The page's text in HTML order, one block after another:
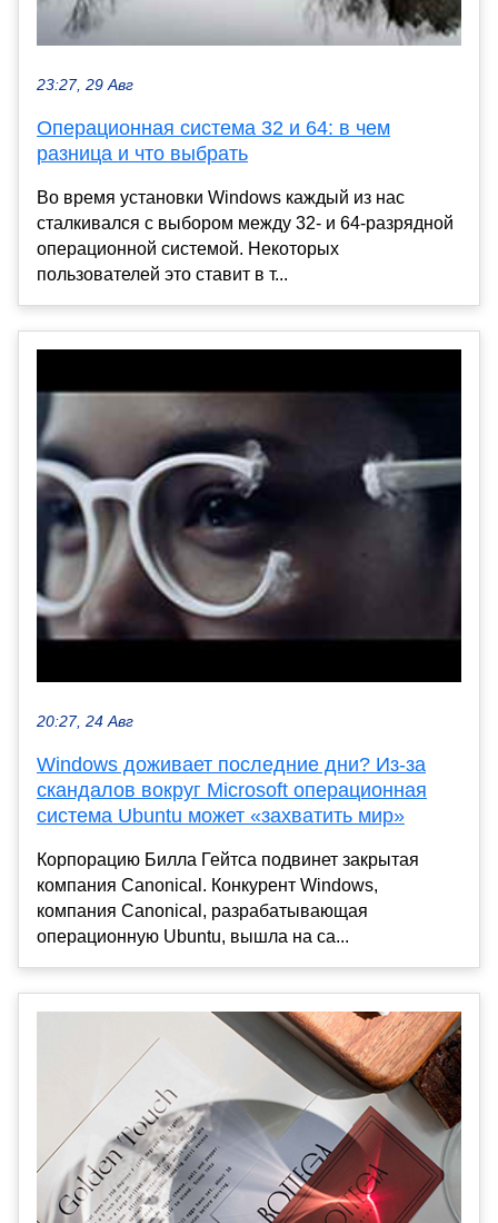
23:27, 29 Авг
Операционная система 32 и 64: в чем
разница и что выбрать
Во время установки Windows каждый из нас
сталкивался с выбором между 32- и 64-разрядной
операционной системой. Некоторых
пользователей это ставит в т...
20:27, 24 Авг
Windows доживает последние дни? Из-за
скандалов вокруг Microsoft операционная
система Ubuntu может «захватить мир»
Корпорацию Билла Гейтса подвинет закрытая
компания Canonical. Конкурент Windows,
компания Canonical, разрабатывающая
операционную Ubuntu, вышла на са...